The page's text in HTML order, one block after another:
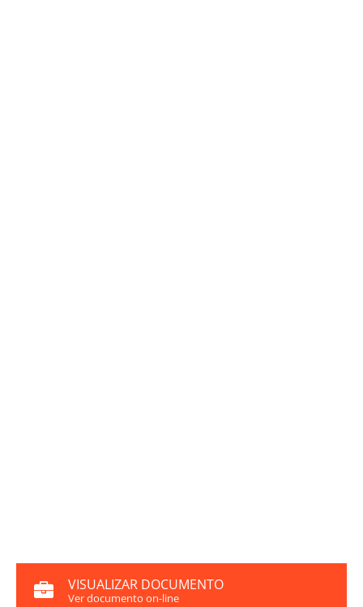
VISUALIZAR DOCUMENTO
Ver documento on-line